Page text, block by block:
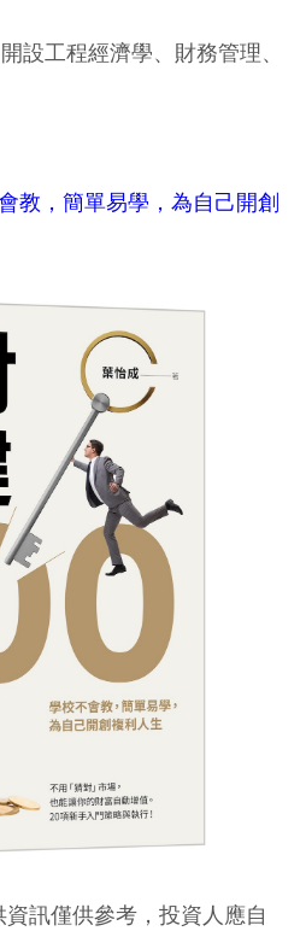
設工程經濟學、財務管理、
教，簡單易學，為自己開創
訊僅供參考，投資人應自